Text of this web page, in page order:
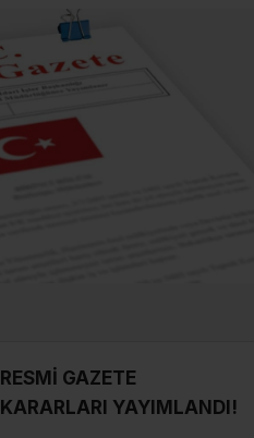
RESMİ GAZETE
KARARLARI YAYIMLANDI!